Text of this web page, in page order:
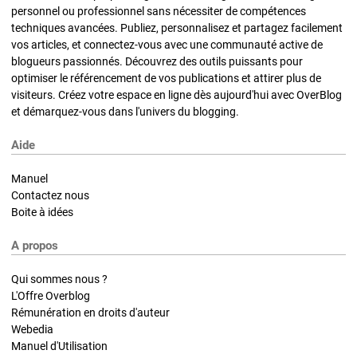
personnel ou professionnel sans nécessiter de compétences
techniques avancées. Publiez, personnalisez et partagez facilement
vos articles, et connectez-vous avec une communauté active de
blogueurs passionnés. Découvrez des outils puissants pour
optimiser le référencement de vos publications et attirer plus de
visiteurs. Créez votre espace en ligne dès aujourd'hui avec OverBlog
et démarquez-vous dans l'univers du blogging.
Aide
Manuel
Contactez nous
Boite à idées
A propos
Qui sommes nous ?
L'Offre Overblog
Rémunération en droits d'auteur
Webedia
Manuel d'Utilisation